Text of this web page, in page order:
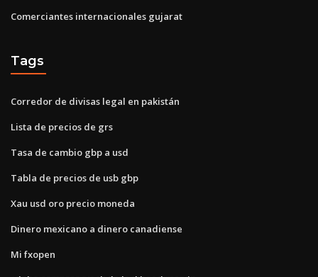
Comerciantes internacionales gujarat
Tags
Corredor de divisas legal en pakistán
Lista de precios de grs
Tasa de cambio gbp a usd
Tabla de precios de usb gbp
Xau usd oro precio moneda
Dinero mexicano a dinero canadiense
Mi fxopen